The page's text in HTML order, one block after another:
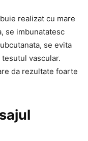
realizat cu mare
se imbunatatesc
se evita
vascular.
da rezultate foarte